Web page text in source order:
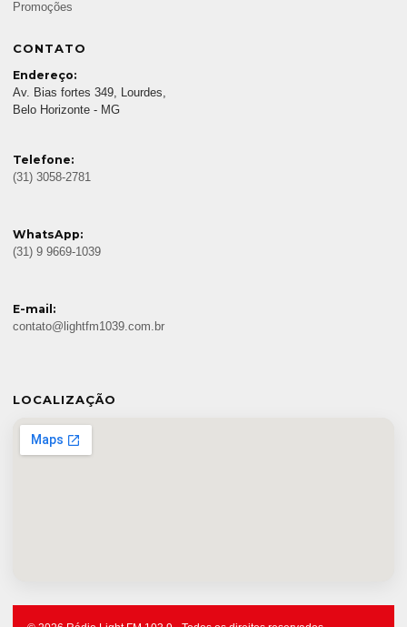
Promoções
CONTATO
Endereço:
Av. Bias fortes 349, Lourdes,
Belo Horizonte - MG
Telefone:
(31) 3058-2781
WhatsApp:
(31) 9 9669-1039
E-mail:
contato@lightfm1039.com.br
LOCALIZAÇÃO